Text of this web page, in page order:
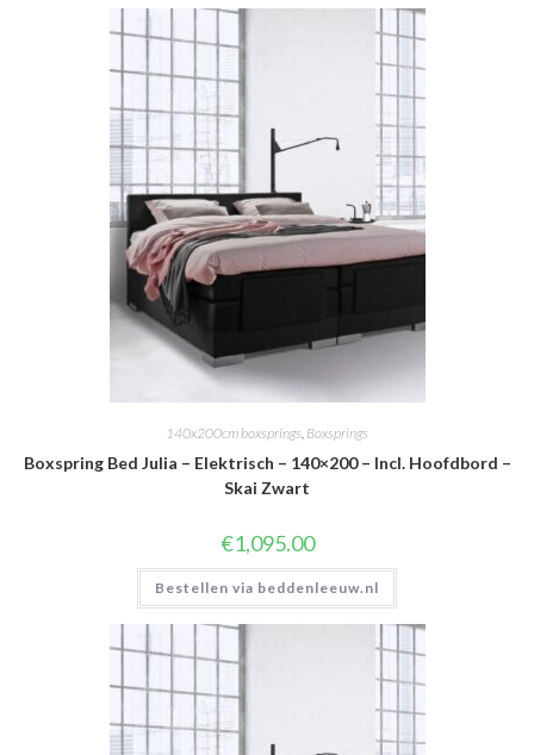
140x200cm boxsprings, Boxsprings
Boxspring Bed Julia – Elektrisch – 140×200 – Incl. Hoofdbord –
Skai Zwart
€1,095.00
Bestellen via beddenleeuw.nl